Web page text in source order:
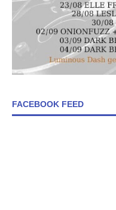
FACEBOOK FEED